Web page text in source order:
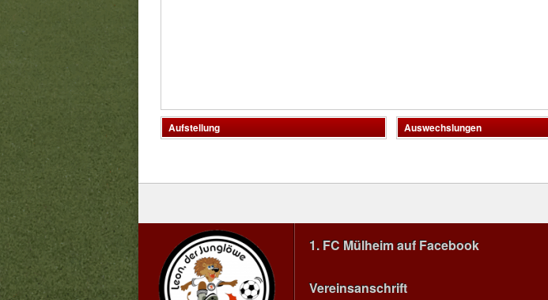
Aufstellung Auswechslungen
1. FC Mülheim auf Facebook
Vereinsanschrift